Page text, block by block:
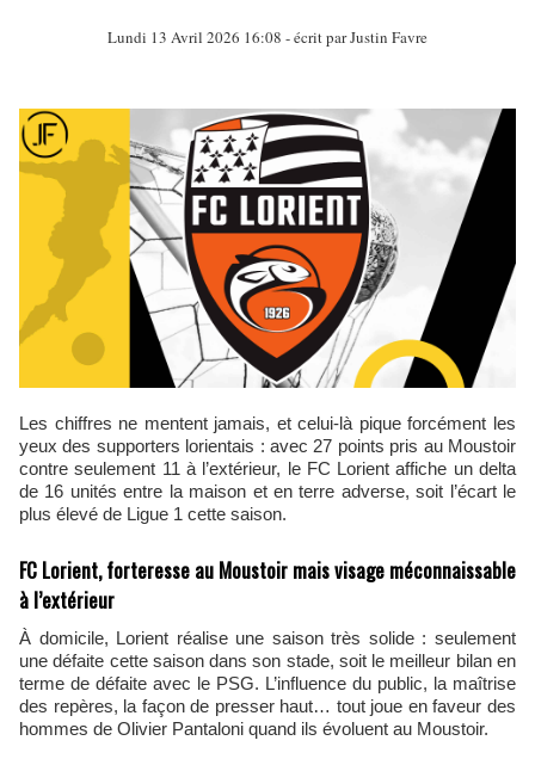
Lundi 13 Avril 2026 16:08 - écrit parJustin Favre
Les chiffres ne mentent jamais, et celui-là pique forcément les
yeux des supporters lorientais : avec 27 points pris au Moustoir
contre seulement 11 à l’extérieur, le FC Lorient affiche un delta
de 16 unités entre la maison et en terre adverse, soit l’écart le
plus élevé de Ligue 1 cette saison.
FC Lorient, forteresse au Moustoir mais visage méconnaissable
à l’extérieur
À domicile, Lorient réalise une saison très solide : seulement
une défaite cette saison dans son stade, soit le meilleur bilan en
terme de défaite avec le PSG. L’influence du public, la maîtrise
des repères, la façon de presser haut… tout joue en faveur des
hommes de Olivier Pantaloni quand ils évoluent au Moustoir.